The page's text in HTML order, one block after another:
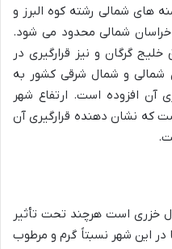
های شمالی رشته کوه البرز و
شمالی محدود می شود.
گرگان و نیز قرارگیری در
شمالی و شمال شرقی کشور به
آن افزوده است. ارتفاع شهر
دریا حدود ۱۷۶ متر است که نشان دهنده قرارگیری آن
خزری است هرچند تحت تأثیر
در این شهر نسبتاً گرم و مرطوب